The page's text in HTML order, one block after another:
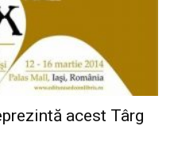
acest Târg